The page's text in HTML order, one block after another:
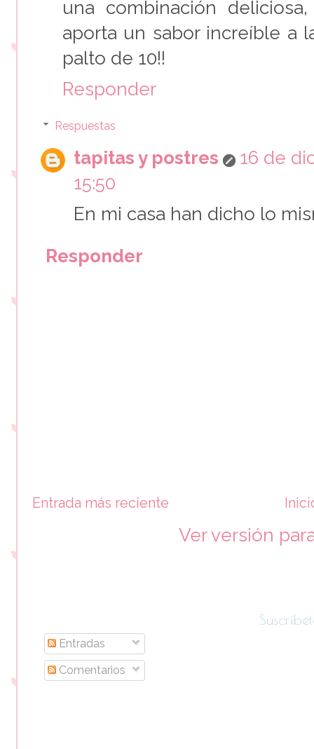
una combinación
aporta un sabor increíble a
palto de 10!!
Responder
Respuestas
tapitas y postres
16 de
15:50
En mi casa han dicho lo
Responder
Entrada más reciente
Ver versión
Entradas
Comentarios